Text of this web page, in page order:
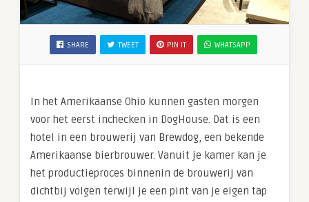
SHARE TWEET PIN IT WHATSAPP
In het Amerikaanse Ohio kunnen gasten morgen
voor het eerst inchecken in DogHouse. Dat is een
hotel in een brouwerij van Brewdog, een bekende
Amerikaanse bierbrouwer. Vanuit je kamer kan je
het productieproces binnenin de brouwerij van
dichtbij volgen terwijl je een pint van je eigen tap